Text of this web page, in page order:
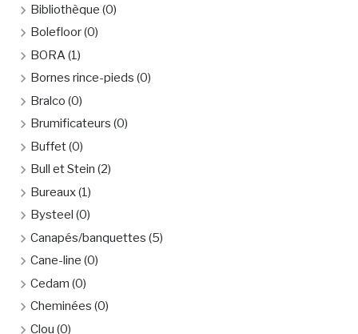
Bibliothèque (0)
Bolefloor(0)
BORA (1)
Bornes rince-pieds (0)
Bralco (0)
Brumificateurs (0)
Buffet(0)
Bull et Stein (2)
Bureaux(1)
Bysteel (0)
Canapés/banquettes (5)
Cane-line (0)
Cedam (0)
Cheminées (0)
Clou (0)